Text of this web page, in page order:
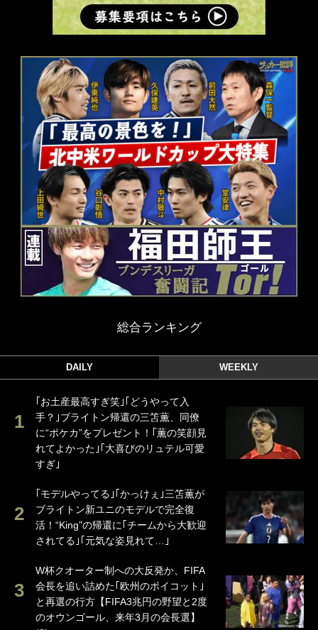
総合ランキング
DAILY WEEKLY
｢お土産最高すぎ笑｣｢どうやって入
手？｣ブライトン帰還の三笘薫、同僚
に“ポケカ”をプレゼント！｢薫の笑顔見
れてよかった｣｢大喜びのリュテル可愛
すぎ｣
｢モデルやってる｣｢かっけぇ｣三笘薫が
ブライトン新ユニのモデルで完全復
活！“King”の帰還に｢チームから大歓迎
されてる｣｢元気な姿見れて…｣
W杯クオーター制への大反発か、FIFA
会長を追い詰めた｢欧州のボイコット｣
と再選の行方【FIFA3兆円の野望と2度
のオウンゴール、来年3月の会長選】